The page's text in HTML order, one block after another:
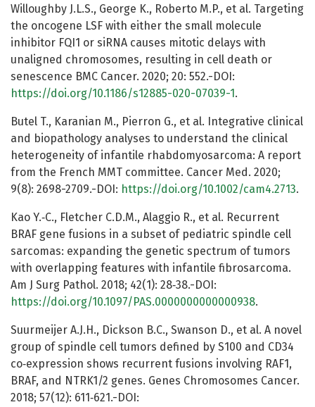
Willoughby J.L.S., George K., Roberto M.P., et al. Targeting
the oncogene LSF with either the small molecule
inhibitor FQI1 or siRNA causes mitotic delays with
unaligned chromosomes, resulting in cell death or
senescence BMC Cancer. 2020; 20: 552.-DOI:
https://doi.org/10.1186/s12885-020-07039-1 .
Butel T., Karanian M., Pierron G., et al. Integrative clinical
and biopathology analyses to understand the clinical
heterogeneity of infantile rhabdomyosarcoma: A report
from the French MMT committee. Cancer Med. 2020;
9(8): 2698-2709.-DOI: https://doi.org/10.1002/cam4.2713.
Kao Y.‐C., Fletcher C.D.M., Alaggio R., et al. Recurrent
BRAF gene fusions in a subset of pediatric spindle cell
sarcomas: expanding the genetic spectrum of tumors
with overlapping features with infantile fibrosarcoma.
Am J Surg Pathol. 2018; 42(1): 28‐38.-DOI:
https://doi.org/10.1097/PAS.0000000000000938.
Suurmeijer A.J.H., Dickson B.C., Swanson D., et al. A novel
group of spindle cell tumors defined by S100 and CD34
co‐expression shows recurrent fusions involving RAF1,
BRAF, and NTRK1/2 genes. Genes Chromosomes Cancer.
2018; 57(12): 611‐621.-DOI: